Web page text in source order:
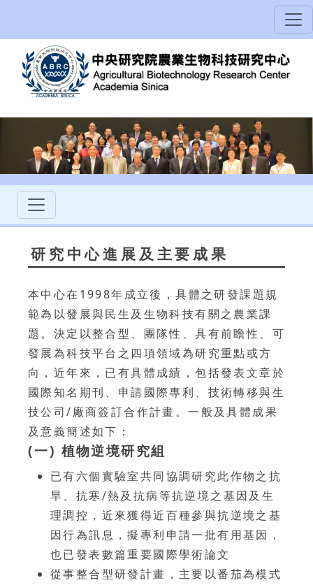
研究中心進展及主要成果
本中心在1998年成立後，具體之研發課題規
範為以發展與民生及生物科技有關之農業課
題。決定以整合型、團隊性、具有前瞻性、可
發展為科技平台之四項領域為研究重點或方
向，近年來，已有具體成績，包括發表文章於
國際知名期刊、申請國際專利、技術轉移與生
技公司/廠商簽訂合作計畫。一般及具體成果
及意義簡述如下：
(一) 植物逆境研究組
已有六個實驗室共同協調研究此作物之抗
旱、抗寒/熱及抗病等抗逆境之基因及生
理調控，近來獲得近百種參與抗逆境之基
因行為訊息，擬專利申請一批有用基因，
也已發表數篇重要國際學術論文
從事整合型研發計畫，主要以番茄為模式